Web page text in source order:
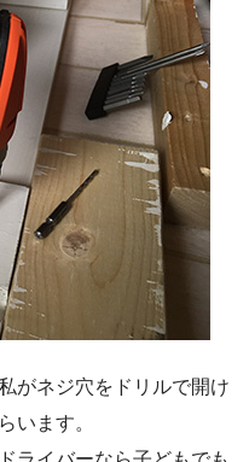
がネジ穴をドリルで開け
います。